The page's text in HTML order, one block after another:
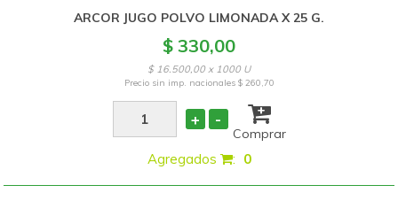
ARCOR JUGO POLVO LIMONADA X 25 G.
$ 330,00
$ 16.500,00 x 1000 U
Precio sin imp. nacionales $ 260,70
+ -
Comprar
Agregados : 0